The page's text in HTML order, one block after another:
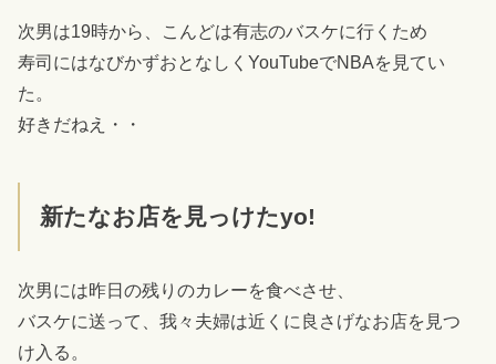
次男は19時から、こんどは有志のバスケに行くため
寿司にはなびかずおとなしくYouTubeでNBAを見てい
た。
好きだねえ・・
新たなお店を見っけたyo!
次男には昨日の残りのカレーを食べさせ、
バスケに送って、我々夫婦は近くに良さげなお店を見つ
け入る。